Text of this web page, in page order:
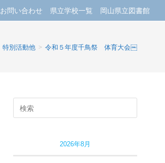
お問い合わせ 県立学校一覧 岡山県立図書館
特別活動他 > 令和５年度千鳥祭 体育大会￼
2026年8月